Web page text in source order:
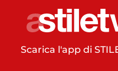
Scarica l'app di